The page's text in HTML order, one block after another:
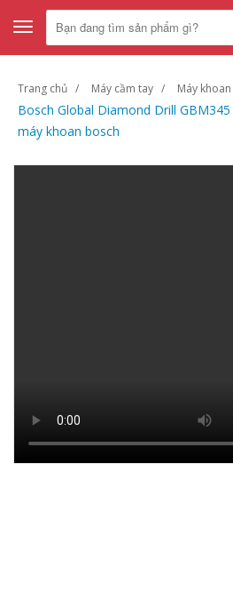
Toggle
navigation
Trang chủ Máy cầm tay Máy khoan
Bosch Global Diamond Drill
máy khoan bosch